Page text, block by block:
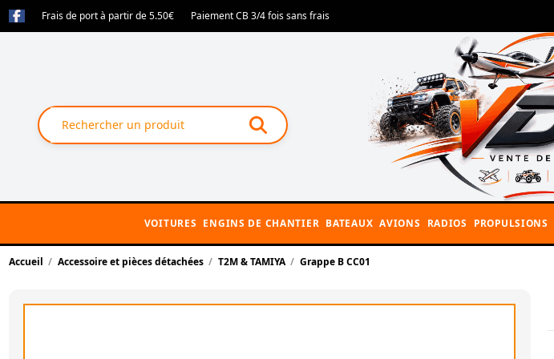
Frais de port à partir de 5.50€ Paiement CB 3/4 fois sans frais
VOITURES ENGINS DE CHANTIER BATEAUX AVIONS RADIOS PROPULSIONS
Accueil Accessoire et pièces détachées T2M & TAMIYA Grappe B CC01